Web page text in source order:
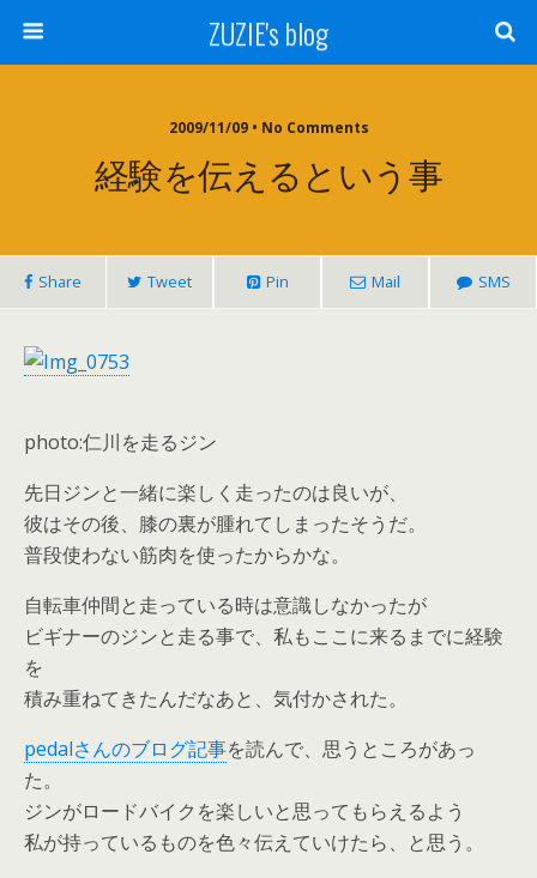
ZUZIE's blog
2009/11/09 • No Comments
経験を伝えるという事
Share Tweet Pin Mail SMS
photo:仁川を走るジン
先日ジンと一緒に楽しく走ったのは良いが、
彼はその後、膝の裏が腫れてしまったそうだ。
普段使わない筋肉を使ったからかな。
自転車仲間と走っている時は意識しなかったが
ビギナーのジンと走る事で、私もここに来るまでに経験
を
積み重ねてきたんだなあと、気付かされた。
pedalさんのブログ記事を読んで、思うところがあっ
た。
ジンがロードバイクを楽しいと思ってもらえるよう
私が持っているものを色々伝えていけたら、と思う。